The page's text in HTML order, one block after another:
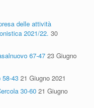
delle attività
2021/22. 30
67-47 23 Giugno
58-43 21 Giugno 2021
30-60 21 Giugno